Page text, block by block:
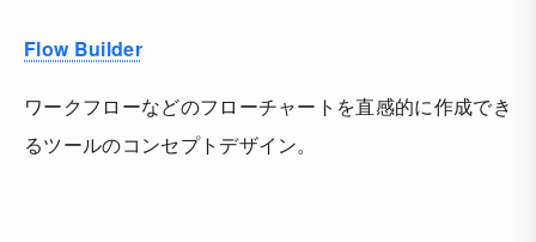
Flow Builder
ワークフローなどのフローチャートを直感的に作成でき
るツールのコンセプトデザイン。